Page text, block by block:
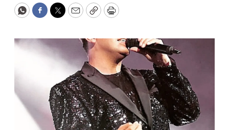
WhatsApp
Facebook
Twitter
EmailCopyPrint